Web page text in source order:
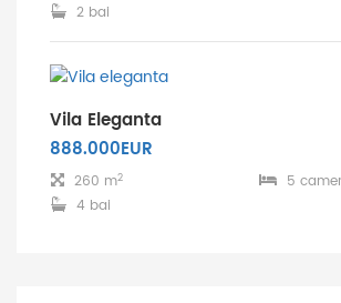
2 bai
Vila Eleganta
888.000EUR
260 m2
5
4 bai